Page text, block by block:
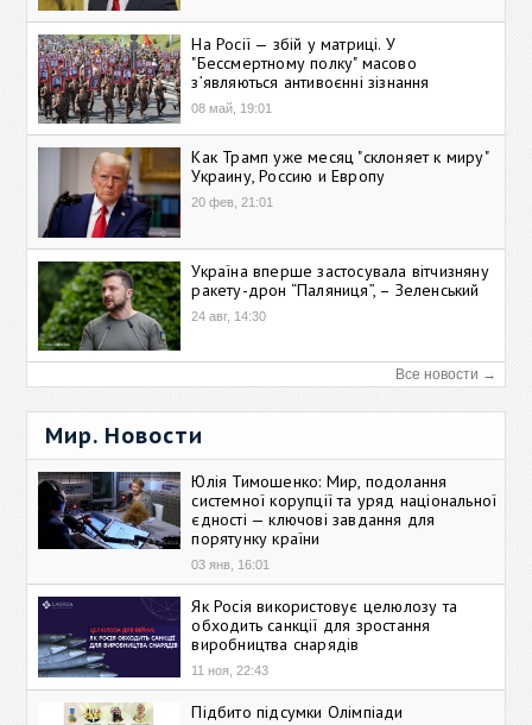
На Росії — збій у матриці. У
"Бессмертному полку" масово
зʼявляються антивоєнні зізнання
08 май, 19:01
Как Трамп уже месяц "склоняет к миру"
Украину, Россию и Европу
20 фев, 21:01
Україна вперше застосувала вітчизняну
ракету-дрон “Паляниця”, – Зеленський
24 авг, 14:30
Все новости →
Мир. Новости
Юлія Тимошенко: Мир, подолання
системної корупції та уряд національної
єдності — ключові завдання для
порятунку країни
03 янв, 16:01
Як Росія використовує целюлозу та
обходить санкції для зростання
виробництва снарядів
11 ноя, 22:43
Підбито підсумки Олімпіади